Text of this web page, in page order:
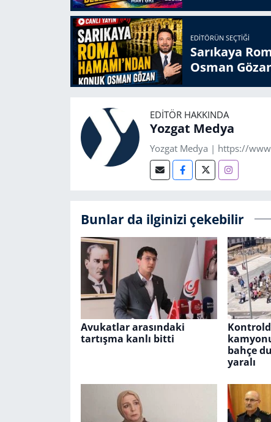
EDITÖRÜN SEÇTIĞI
Sarıkaya
Osman
EDITÖR HAKKINDA
Yozgat Medya
Yozgat Medya | https://
Bunlar da ilginizi çekebilir
Avukatlar arasındaki
tartışma kanlı bitti
bahçe
yaralı